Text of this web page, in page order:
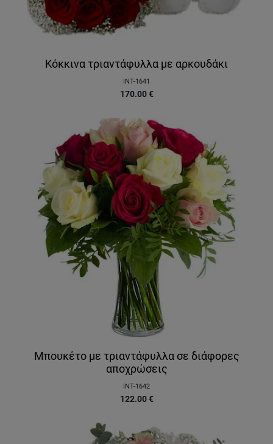
Κόκκινα τριαντάφυλλα με αρκουδάκι
INT-1641
170.00 €
Μπουκέτο με τριαντάφυλλα σε διάφορες
αποχρώσεις
INT-1642
122.00 €